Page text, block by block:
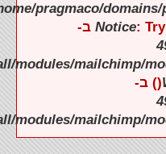
).
).